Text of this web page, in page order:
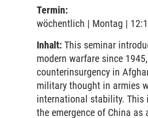
Termin:
wöchentlich | Montag |
Inhalt: This seminar
modern warfare since
counterinsurgency in
military thought in armies
international stability. This
the emergence of China